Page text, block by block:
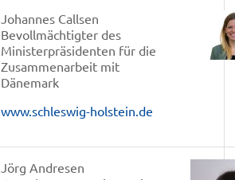
Johannes Callsen
Bevollmächtigter des
Ministerpräsidenten für die
Zusammenarbeit mit
Dänemark
www.schleswig-holstein.de
Jörg Andresen